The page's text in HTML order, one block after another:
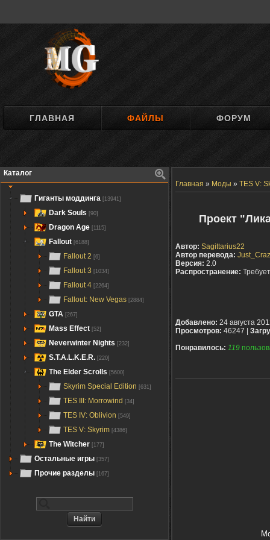
ГЛАВНАЯ ФАЙЛЫ ФОРУМ
Каталог
Гиганты моддинга [13941]
Dark Souls [90]
Dragon Age [1115]
Fallout [6188]
Fallout 2 [6]
Fallout 3 [1034]
Fallout 4 [2264]
Fallout: New Vegas [2884]
GTA [267]
Mass Effect [52]
Neverwinter Nights [232]
S.T.A.L.K.E.R. [220]
The Elder Scrolls [5600]
Skyrim Special Edition [631]
TES III: Morrowind [34]
TES IV: Oblivion [549]
TES V: Skyrim [4386]
The Witcher [177]
Остальные игры [357]
Прочие разделы [167]
Главная » Моды » TES V:
Проект
Автор: Sagittarius22
Автор перевода:
Версия: 2.0
Распространение:
Добавлено: 24 августа
Просмотров: 46247 |
Понравилось: 119